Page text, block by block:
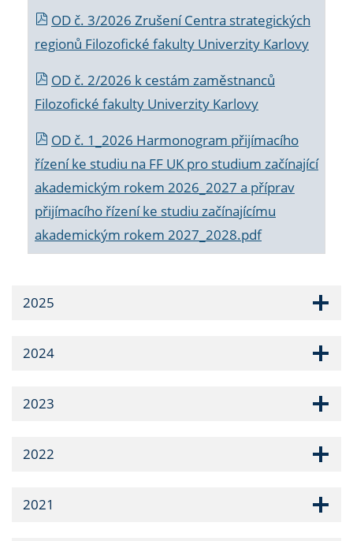
OD č. 3/2026 Zrušení Centra strategických
regionů Filozofické fakulty Univerzity Karlovy
OD č. 2/2026 k cestám zaměstnanců
Filozofické fakulty Univerzity Karlovy
OD č. 1_2026 Harmonogram přijímacího
řízení ke studiu na FF UK pro studium začínající
akademickým rokem 2026_2027 a příprav
přijímacího řízení ke studiu začínajícímu
akademickým rokem 2027_2028.pdf
2025
2024
2023
2022
2021